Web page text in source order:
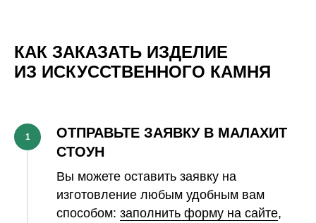
КАК ЗАКАЗАТЬ ИЗДЕЛИЕ
ИЗ ИСКУССТВЕННОГО КАМНЯ
1
ОТПРАВЬТЕ ЗАЯВКУ В МАЛАХИТ
СТОУН
Вы можете оставить заявку на
изготовление любым удобным вам
способом: заполнить форму на сайте,